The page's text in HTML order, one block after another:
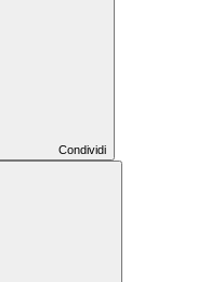
Condividi